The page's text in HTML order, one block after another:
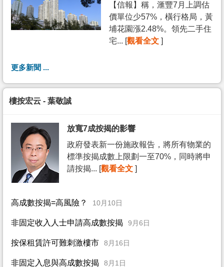
【信報】稱，滙豐7月上調估
價單位少57%，橫行格局，黃
埔花園漲2.48%。領先二手住
宅... [觀看全文 ]
更多新聞 ...
樓按宏云 - 葉敬誠
放寬7成按揭的影響
政府發表新一份施政報告，將所有物業的
標準按揭成數上限劃一至70%，同時將申
請按揭... [觀看全文 ]
高成數按揭=高風險？ 10月10日
非固定收入人士申請高成數按揭 9月6日
按保租賃許可難刺激樓市 8月16日
非固定入息與高成數按揭 8月1日